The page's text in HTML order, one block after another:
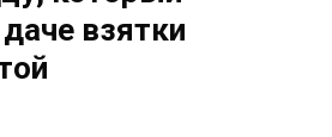
взятки